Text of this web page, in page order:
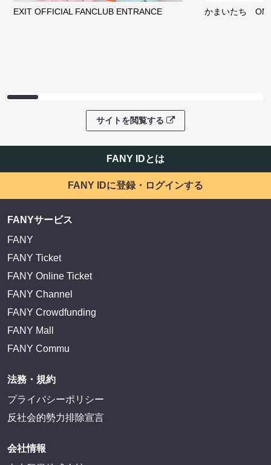
EXIT OFFICIAL FANCLUB ENTRANCE かまいたち
サイトを閲覧する
FANY IDとは
FANY IDに登録・ログインする
FANYサービス
FANY
FANY Ticket
FANY Online Ticket
FANY Channel
FANY Crowdfunding
FANY Mall
FANY Commu
法務・規約
プライバシーポリシー
反社会的勢力排除宣言
会社情報